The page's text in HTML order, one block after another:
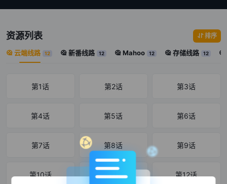
资源列表 排序
云端线路 12 新番线路 12 Mahoo 12 存储线路 12
第1话 第2话 第3话
第4话 第5话 第6话
第7话 第8话 第9话
第10话 第11话 第12话